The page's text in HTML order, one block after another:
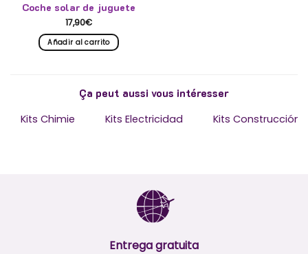
Coche solar de juguete
17,90€
Añadir al carrito
Ça peut aussi vous intéresser
Kits Chimie Kits Electricidad Kits Construcción
Entrega gratuita